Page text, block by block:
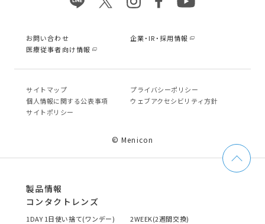
お問い合わせ
企業・IR・採用情報
医療従事者向け情報
サイトマップ
プライバシーポリシー
個⼈情報に関する公表事項
ウェブアクセシビリティ方針
サイトポリシー
© Menicon
製品情報
コンタクトレンズ
1DAY 1日使い捨て(ワンデー)
2WEEK(2週間交換)